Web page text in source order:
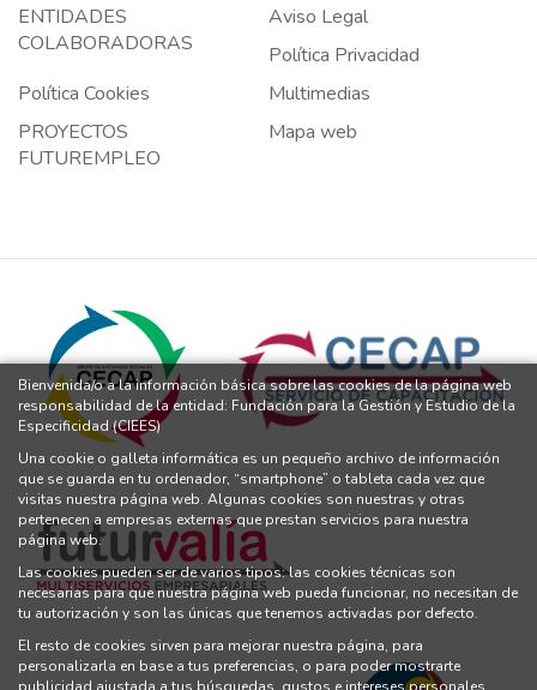
ENTIDADES
COLABORADORAS
Aviso Legal
Política Privacidad
Política Cookies
Multimedias
PROYECTOS
FUTUREMPLEO
Mapa web
Bienvenida/o a la información básica sobre las cookies de la página web
responsabilidad de la entidad: Fundación para la Gestión y Estudio de la
Especificidad (CIEES)
Una cookie o galleta informática es un pequeño archivo de información
que se guarda en tu ordenador, “smartphone” o tableta cada vez que
visitas nuestra página web. Algunas cookies son nuestras y otras
pertenecen a empresas externas que prestan servicios para nuestra
página web.
Las cookies pueden ser de varios tipos: las cookies técnicas son
necesarias para que nuestra página web pueda funcionar, no necesitan de
tu autorización y son las únicas que tenemos activadas por defecto.
El resto de cookies sirven para mejorar nuestra página, para
personalizarla en base a tus preferencias, o para poder mostrarte